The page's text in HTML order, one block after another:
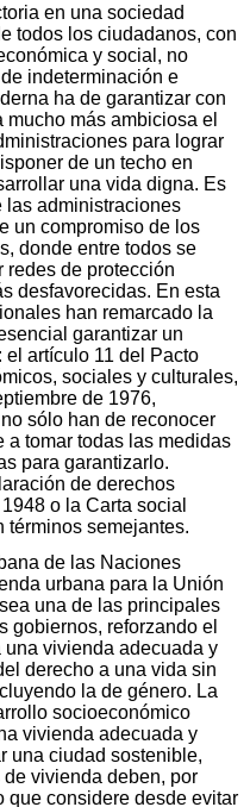
en una sociedad
todos los ciudadanos, con
y social, no
indeterminación e
ha de garantizar con
mucho más ambiciosa el
para lograr
de un techo en
una vida digna. Es
las administraciones
un compromiso de los
donde entre todos se
redes de protección
desfavorecidas. En esta
han remarcado la
garantizar un
artículo 11 del Pacto
sociales y culturales,
de 1976,
sólo han de reconocer
a tomar todas las medidas
para garantizarlo.
de derechos
o la Carta social
términos semejantes.
de las Naciones
urbana para la Unión
una de las principales
gobiernos, reforzando el
vivienda adecuada y
derecho a una vida sin
la de género. La
socioeconómico
vivienda adecuada y
una ciudad sostenible,
vivienda deben, por
que considere desde evitar